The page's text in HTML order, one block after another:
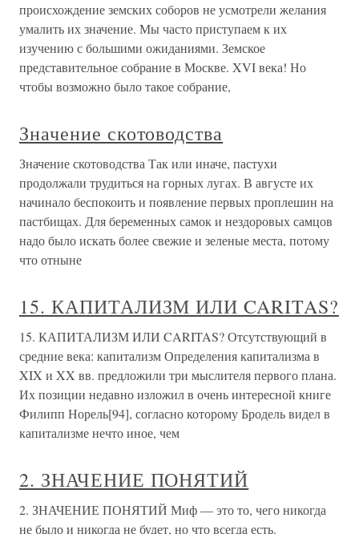
происхождение земских соборов не усмотрели желания
умалить их значение. Мы часто приступаем к их
изучению с большими ожиданиями. Земское
представительное собрание в Москве. XVI века! Но
чтобы возможно было такое собрание,
Значение скотоводства
Значение скотоводства Так или иначе, пастухи
продолжали трудиться на горных лугах. В августе их
начинало беспокоить и появление первых проплешин на
пастбищах. Для беременных самок и нездоровых самцов
надо было искать более свежие и зеленые места, потому
что отныне
15. КАПИТАЛИЗМ ИЛИ CARITAS?
15. КАПИТАЛИЗМ ИЛИ CARITAS? Отсутствующий в
средние века: капитализм Определения капитализма в
XIX и XX вв. предложили три мыслителя первого плана.
Их позиции недавно изложил в очень интересной книге
Филипп Норель[94], согласно которому Бродель видел в
капитализме нечто иное, чем
2. ЗНАЧЕНИЕ ПОНЯТИЙ
2. ЗНАЧЕНИЕ ПОНЯТИЙ Миф — это то, чего никогда
не было и никогда не будет, но что всегда есть.